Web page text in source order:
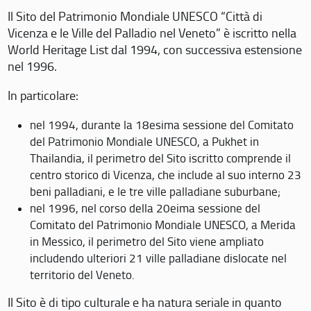
Il Sito del Patrimonio Mondiale UNESCO “Città di
Vicenza e le Ville del Palladio nel Veneto” è iscritto nella
World Heritage List dal 1994, con successiva estensione
nel 1996.
In particolare:
nel 1994, durante la 18esima sessione del Comitato
del Patrimonio Mondiale UNESCO, a Pukhet in
Thailandia, il perimetro del Sito iscritto comprende il
centro storico di Vicenza, che include al suo interno 23
beni palladiani, e le tre ville palladiane suburbane;
nel 1996, nel corso della 20eima sessione del
Comitato del Patrimonio Mondiale UNESCO, a Merida
in Messico, il perimetro del Sito viene ampliato
includendo ulteriori 21 ville palladiane dislocate nel
territorio del Veneto.
Il Sito è di tipo culturale e ha natura seriale in quanto